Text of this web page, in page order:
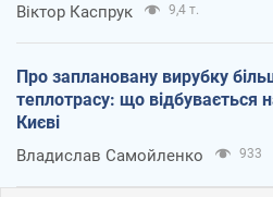
Віктор Каспрук 9,4 т.
Про заплановану вирубку
теплотрасу: що відбувається
Києві
Владислав Самойленко 933